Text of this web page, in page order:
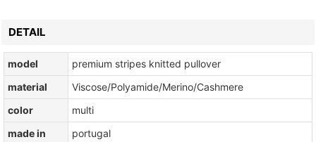
DETAIL
model
premium stripes knitted pullover
material
Viscose/Polyamide/Merino/Cashmere
color
multi
made in
portugal